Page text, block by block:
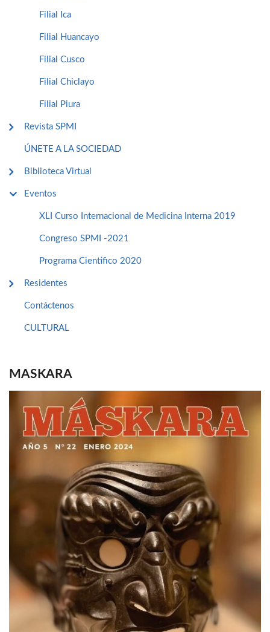
Filial Ica
Filial Huancayo
Filial Cusco
Filial Chiclayo
Filial Piura
Revista SPMI
ÚNETE A LA SOCIEDAD
Biblioteca Virtual
Eventos
XLI Curso Internacional de Medicina Interna 2019
Congreso SPMI -2021
Programa Cientifico 2020
Residentes
Contáctenos
CULTURAL
MASKARA